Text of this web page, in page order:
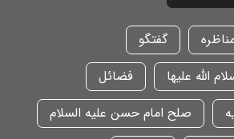
گفتگو
الله علیها
فضائل
صلح امام حسن علیه السلام